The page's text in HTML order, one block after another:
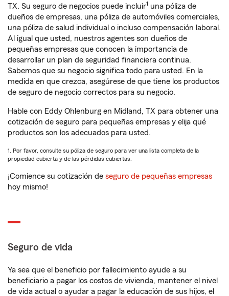
TX. Su seguro de negocios puede incluir1 una póliza de
dueños de empresas, una póliza de automóviles comerciales,
una póliza de salud individual o incluso compensación laboral.
Al igual que usted, nuestros agentes son dueños de
pequeñas empresas que conocen la importancia de
desarrollar un plan de seguridad financiera continua.
Sabemos que su negocio significa todo para usted. En la
medida en que crezca, asegúrese de que tiene los productos
de seguro de negocio correctos para su negocio.
Hable con Eddy Ohlenburg en Midland, TX para obtener una
cotización de seguro para pequeñas empresas y elija qué
productos son los adecuados para usted.
1. Por favor, consulte su póliza de seguro para ver una lista completa de la
propiedad cubierta y de las pérdidas cubiertas.
¡Comience su cotización de seguro de pequeñas empresas
hoy mismo!
Seguro de vida
Ya sea que el beneficio por fallecimiento ayude a su
beneficiario a pagar los costos de vivienda, mantener el nivel
de vida actual o ayudar a pagar la educación de sus hijos, el